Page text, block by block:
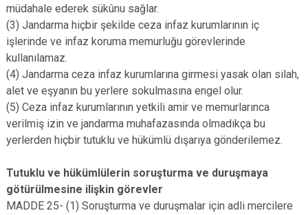
müdahale ederek sükûnu sağlar.
(3) Jandarma hiçbir şekilde ceza infaz kurumlarının iç
işlerinde ve infaz koruma memurluğu görevlerinde
kullanılamaz.
(4) Jandarma ceza infaz kurumlarına girmesi yasak olan silah,
alet ve eşyanın bu yerlere sokulmasına engel olur.
(5) Ceza infaz kurumlarının yetkili amir ve memurlarınca
verilmiş izin ve jandarma muhafazasında olmadıkça bu
yerlerden hiçbir tutuklu ve hükümlü dışarıya gönderilemez.
Tutuklu ve hükümlülerin soruşturma ve duruşmaya
götürülmesine ilişkin görevler
MADDE 25- (1) Soruşturma ve duruşmalar için adli mercilere